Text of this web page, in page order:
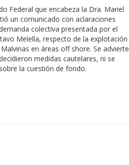
Federal que encabeza la Dra. Mariel
un comunicado con aclaraciones
colectiva presentada por el
Melella, respecto de la explotación
en áreas off shore. Se advierte
medidas cautelares, ni se
la cuestión de fondo.